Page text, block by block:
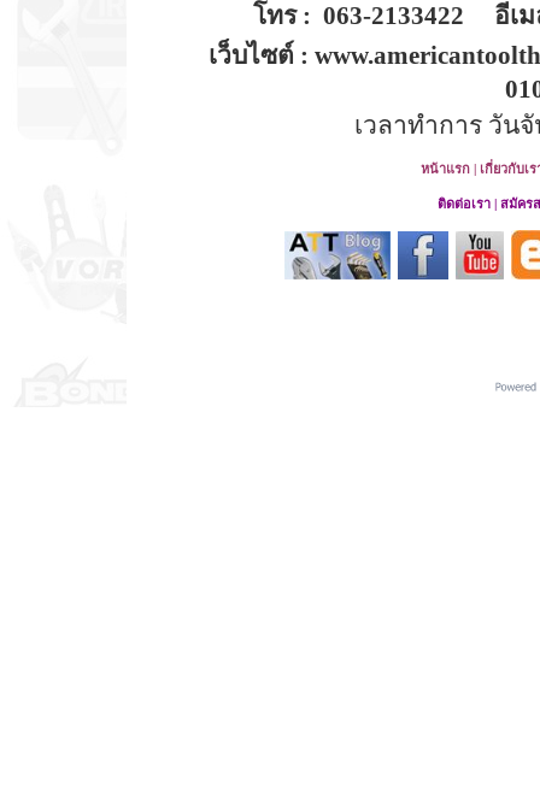
โทร : 063-2133422 อีเม
เว็บไซต์ :
เวลาทำการ วัน
หน้าแรก | เกี่ยวกับเร
ติดต่อเรา | สมัคร